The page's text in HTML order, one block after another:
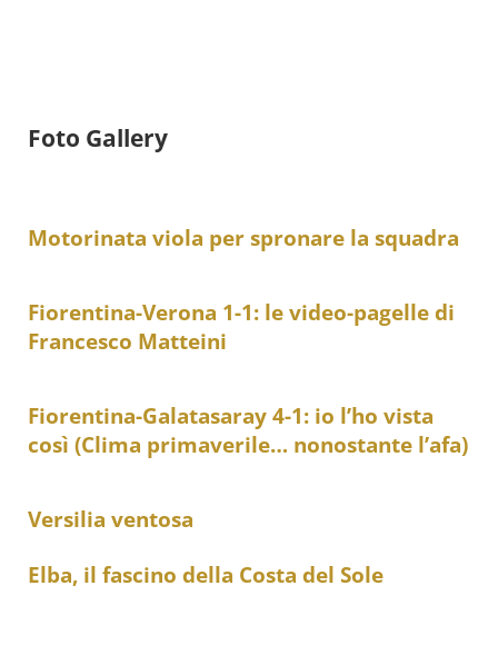
Foto Gallery
Motorinata viola per spronare la squadra
Fiorentina-Verona 1-1: le video-pagelle di
Francesco Matteini
Fiorentina-Galatasaray 4-1: io l’ho vista
così (Clima primaverile… nonostante l’afa)
Versilia ventosa
Elba, il fascino della Costa del Sole